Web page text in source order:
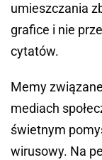
umieszczania
grafice i nie
cytatów.
Memy
mediach
świetnym
wirusowy. Na